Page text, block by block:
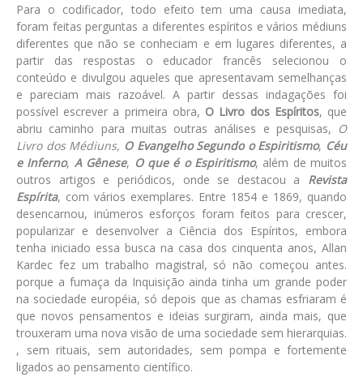
Para o codificador, todo efeito tem uma causa imediata,
foram feitas perguntas a diferentes espíritos e vários médiuns
diferentes que não se conheciam e em lugares diferentes, a
partir das respostas o educador francês selecionou o
conteúdo e divulgou aqueles que apresentavam semelhanças
e pareciam mais razoável. A partir dessas indagações foi
possível escrever a primeira obra, O Livro dos Espíritos, que
abriu caminho para muitas outras análises e pesquisas, O
Livro dos Médiuns, O Evangelho Segundo o Espiritismo, Céu
e Inferno, A Gênese, O que é o Espiritismo, além de muitos
outros artigos e periódicos, onde se destacou a Revista
Espírita, com vários exemplares. Entre 1854 e 1869, quando
desencarnou, inúmeros esforços foram feitos para crescer,
popularizar e desenvolver a Ciência dos Espíritos, embora
tenha iniciado essa busca na casa dos cinquenta anos, Allan
Kardec fez um trabalho magistral, só não começou antes.
porque a fumaça da Inquisição ainda tinha um grande poder
na sociedade européia, só depois que as chamas esfriaram é
que novos pensamentos e ideias surgiram, ainda mais, que
trouxeram uma nova visão de uma sociedade sem hierarquias.
, sem rituais, sem autoridades, sem pompa e fortemente
ligados ao pensamento científico.